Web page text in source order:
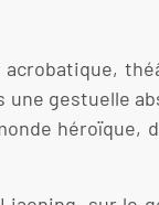
acrobatique,
une gestuelle
héroïque,